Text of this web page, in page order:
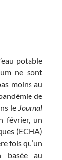
potable
ne sont
moins au
de
le Journal
février, un
(ECHA)
fois qu’un
basée au